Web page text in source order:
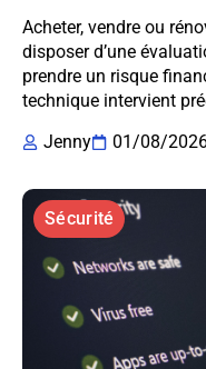
Acheter, vendre ou
disposer d’une
prendre un risque
technique intervient
Jenny
01/08/
Sécurité